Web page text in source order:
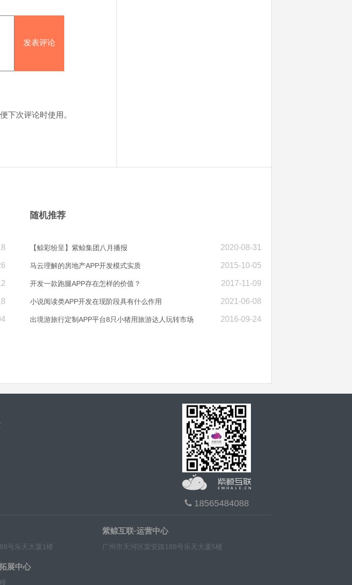
下次评论时使用。
随机推荐
2020-08-31
【鲸彩纷呈】紫鲸集团八月播报
2015-10-05
马云理解的房地产APP开发模式实质
2017-11-09
开发一款跑腿APP存在怎样的价值？
2021-06-08
小说阅读类APP开发在现阶段具有什么作用
2016-09-24
出境游旅行定制APP平台8只小猪用旅游达人玩转市场
18565484088
号乐天大厦1楼
紫鲸互联·运营中心
广州市天河区棠安路188号乐天大厦5楼
展中心